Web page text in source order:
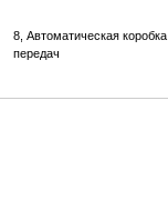
8, Автоматическая коробка
передач